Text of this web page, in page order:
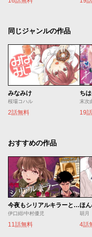
同じジャンルの作品
みなみけ
桜場コハル
2話無料
末次
19
おすすめの作品
今夜もシリアルキラーと待ち合わせ
伊口紺/中村優児
11話無料
ほ
胡月
4話